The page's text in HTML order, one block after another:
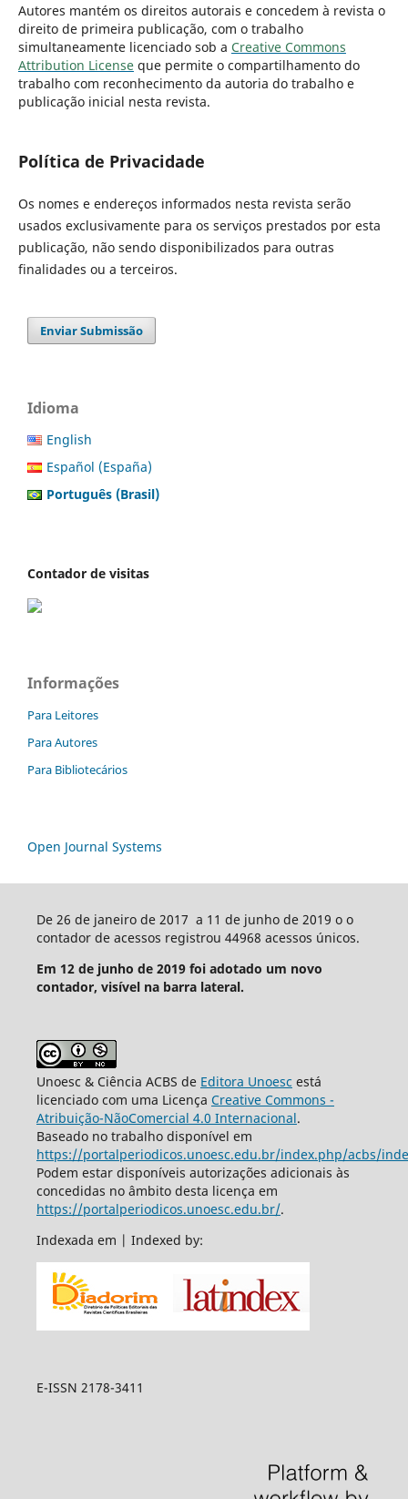
Autores mantém os direitos autorais e concedem à revista o
direito de primeira publicação, com o trabalho
simultaneamente licenciado sob a Creative Commons
Attribution Licenseque permite o compartilhamento do
trabalho com reconhecimento da autoria do trabalho e
publicação inicial nesta revista.
Política de Privacidade
Os nomes e endereços informados nesta revista serão
usados exclusivamente para os serviços prestados por esta
publicação, não sendo disponibilizados para outras
finalidades ou a terceiros.
Enviar Submissão
Idioma
English
Español (España)
Português (Brasil)
Contador de visitas
Informações
Para Leitores
Para Autores
Para Bibliotecários
Open Journal Systems
De 26 de janeiro de 2017 a 11 de junho de 2019 o o
contador de acessos registrou 44968 acessos únicos.
Em 12 de junho de 2019 foi adotado um novo
contador, visível na barra lateral.
Unoesc & Ciência ACBS de Editora Unoesc está
licenciado com uma Licença Creative Commons -
Atribuição-NãoComercial 4.0 Internacional.
Baseado no trabalho disponível em
https://portalperiodicos.unoesc.edu.br/index.php/acbs/
Podem estar disponíveis autorizações adicionais às
concedidas no âmbito desta licença em
https://portalperiodicos.unoesc.edu.br/.
Indexada em | Indexed by:
E-ISSN 2178-3411